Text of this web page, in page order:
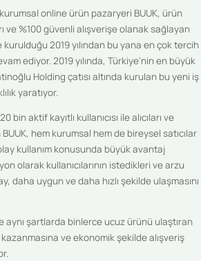
online ürün pazaryeri BUUK, ürün
ve %100 güvenli alışverişe olanak sağlayan
2019 yılından bu yana en çok tercih
ediyor. 2019 yılında, Türkiye'nin en büyük
Holding çatısı altında kurulan bu yeni iş
yaratıyor.
bin aktif kayıtlı kullanıcısı ile alıcıları ve
hem kurumsal hem de bireysel satıcılar
kullanım konusunda büyük avantaj
olarak kullanıcılarının istedikleri ve arzu
daha uygun ve daha hızlı şekilde ulaşmasını
aynı şartlarda binlerce ucuz ürünü ulaştıran
kazanmasına ve ekonomik şekilde alışveriş